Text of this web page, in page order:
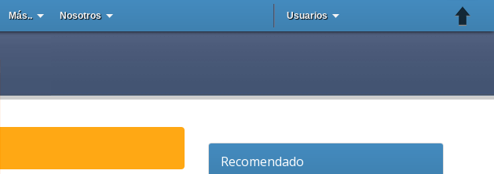
Más.. Nosotros Usuarios
Recomendado